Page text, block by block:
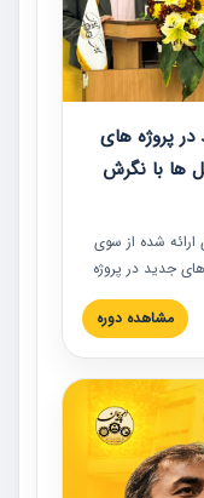
پروژه های
ها با نگرش
ارائه شده از سوی
جدید در پروژه
نگرش قراردادی
کشور ارائه شد.
شده است.
مشاهده دوره